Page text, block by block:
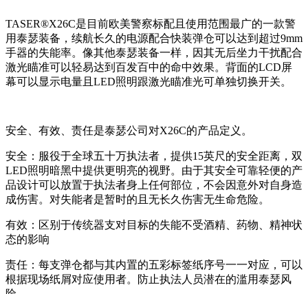
TASER®X26C是目前欧美警察标配且使用范围最广的一款警
用泰瑟装备，续航长久的电源配合快装弹仓可以达到超过9mm
手器的失能率。像其他泰瑟装备一样，因其无后坐力干扰配合
激光瞄准可以轻易达到百发百中的命中效果。背面的LCD屏
幕可以显示电量且LED照明跟激光瞄准光可单独切换开关。
安全、有效、责任是泰瑟公司对X26C的产品定义。
安全：服役于全球五十万执法者，提供15英尺的安全距离，双
LED照明暗黑中提供更明亮的视野。由于其安全可靠轻便的产
品设计可以放置于执法者身上任何部位，不会因意外对自身造
成伤害。对失能者是暂时的且无长久伤害无生命危险。
有效：区别于传统器支对目标的失能不受酒精、药物、精神状
态的影响
责任：每支弹仓都与其内置的五彩标签纸序号一一对应，可以
根据现场纸屑对应使用者。防止执法人员潜在的滥用泰瑟风